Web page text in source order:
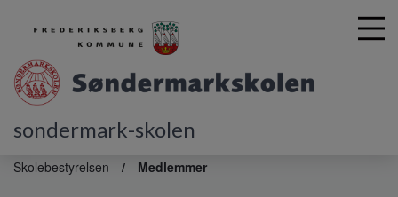
sondermark-skolen
Skolebestyrelsen Medlemmer